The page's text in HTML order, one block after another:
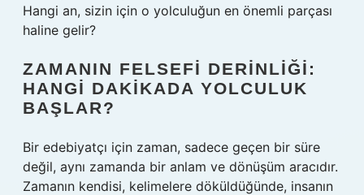
Hangi an, sizin için o yolculuğun en önemli parçası
haline gelir?
ZAMANIN FELSEFI DERINLIĞI:
HANGI DAKIKADA YOLCULUK
BAŞLAR?
Bir edebiyatçı için zaman, sadece geçen bir süre
değil, aynı zamanda bir anlam ve dönüşüm aracıdır.
Zamanın kendisi, kelimelere döküldüğünde, insanın